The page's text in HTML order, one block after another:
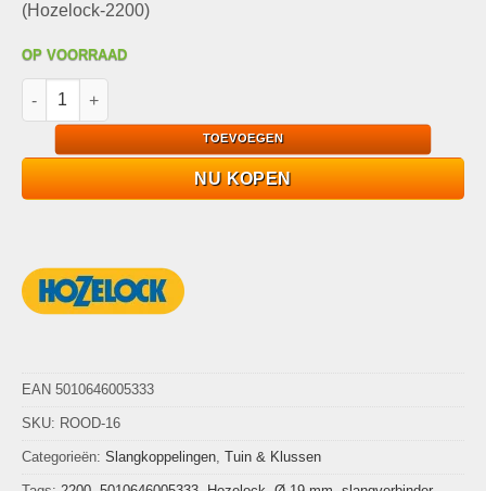
(Hozelock-2200)
OP VOORRAAD
Hozelock Slangverbinder Ø 19 mm (2200) aantal
TOEVOEGEN
NU KOPEN
EAN 5010646005333
SKU: ROOD-16
Categorieën: Slangkoppelingen Tuin & Klussen